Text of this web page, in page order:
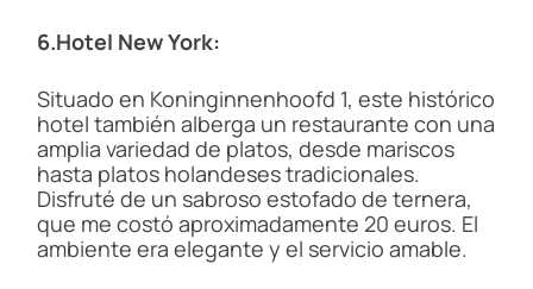
6.Hotel New York:
Situado en Koninginnenhoofd 1, este histórico
hotel también alberga un restaurante con una
amplia variedad de platos, desde mariscos
hasta platos holandeses tradicionales.
Disfruté de un sabroso estofado de ternera,
que me costó aproximadamente 20 euros. El
ambiente era elegante y el servicio amable.